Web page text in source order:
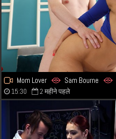
Mom Lover Sam Bourne
15:30 2 महीने पहले